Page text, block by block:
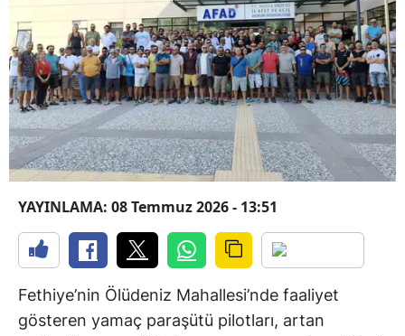
YAYINLAMA: 08 Temmuz 2026 - 13:51
Fethiye’nin Ölüdeniz Mahallesi’nde faaliyet
gösteren yamaç paraşütü pilotları, artan